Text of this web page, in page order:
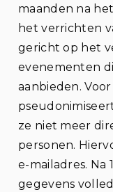
maanden na
het verrichten
gericht op het
evenementen
aanbieden.
ze niet meer
personen.
e-mailadres. Na
gegevens